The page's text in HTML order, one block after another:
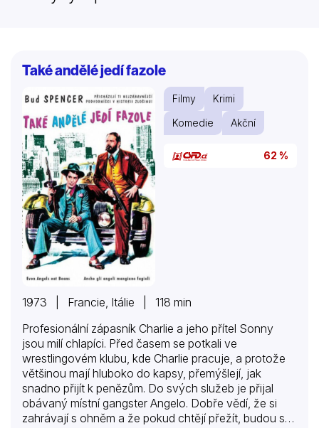
Také andělé jedí fazole
Filmy
Krimi
Komedie
Akční
62 %
1973 | Francie, Itálie | 118 min
Profesionální zápasník Charlie a jeho přítel Sonny
jsou milí chlapíci. Před časem se potkali ve
wrestlingovém klubu, kde Charlie pracuje, a protože
většinou mají hluboko do kapsy, přemýšlejí, jak
snadno přijít k penězům. Do svých služeb je přijal
obávaný místní gangster Angelo. Dobře vědí, že si
zahrávají s ohněm a že pokud chtějí přežít, budou se